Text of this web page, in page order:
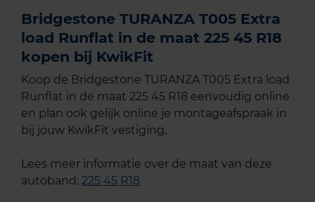
Bridgestone TURANZA T005 Extra
load Runflat in de maat 225 45 R18
kopen bij KwikFit
Koop de Bridgestone TURANZA T005 Extra load
Runflat in de maat 225 45 R18 eenvoudig online
en plan ook gelijk online je montageafspraak in
bij jouw KwikFit vestiging.
Lees meer informatie over de maat van deze
autoband: 225 45 R18